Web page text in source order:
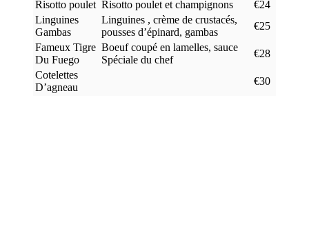
Risotto poulet Risotto poulet et champignons
€24
Linguines
Gambas
Linguines , crème de crustacés,
pousses d’épinard, gambas
€25
Fameux Tigre
Du Fuego
Boeuf coupé en lamelles, sauce
Spéciale du chef
€28
Cotelettes
D’agneau
€30